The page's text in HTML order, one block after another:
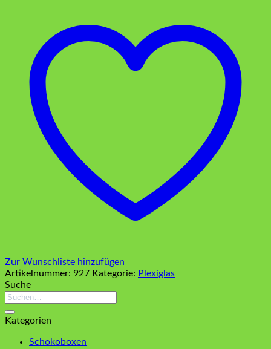
Zur Wunschliste hinzufügen
Artikelnummer: 927 Kategorie: Plexiglas
Suche
Suchen
Kategorien
Schokoboxen